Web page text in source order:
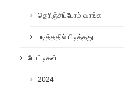
தெரிஞ்சிப்போம் வாங்க
படித்ததில் பிடித்தது
போட்டிகள்
2024